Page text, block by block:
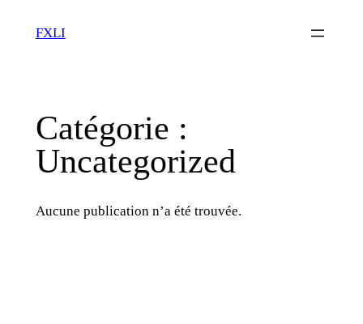
FXLI
Catégorie :
Uncategorized
Aucune publication n’a été trouvée.